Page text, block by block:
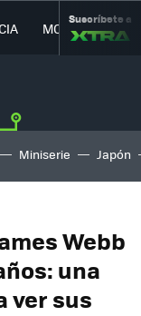
MOVILIDAD
Suscríbete a
Miniserie Japón
Webb
una
ver sus